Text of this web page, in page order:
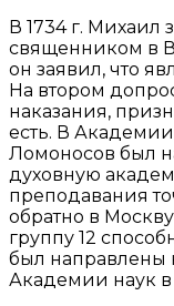
В 1734 г. Михаил
священником в
он заявил, что
На втором
наказания,
есть. В
Ломоносов был
духовную
преподавания
обратно в
группу 12
был направлены
Академии наук в